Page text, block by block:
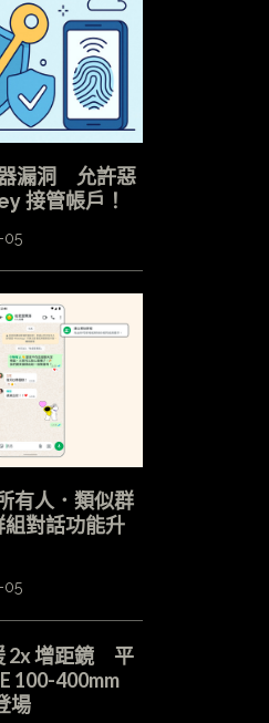
漏洞 允許惡
接管帳戶！
有人．類似群
對話功能升
2x 增距鏡 平
100-400mm
場